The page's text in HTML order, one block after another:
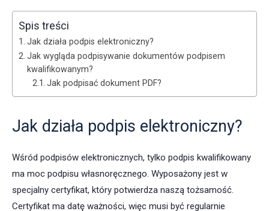
Spis treści
Jak działa podpis elektroniczny?
Jak wygląda podpisywanie dokumentów podpisem
kwalifikowanym?
Jak podpisać dokument PDF?
Jak działa podpis elektroniczny?
Wśród podpisów elektronicznych, tylko podpis kwalifikowany
ma moc podpisu własnoręcznego. Wyposażony jest w
specjalny certyfikat, który potwierdza naszą tożsamość.
Certyfikat ma datę ważności, więc musi być regularnie